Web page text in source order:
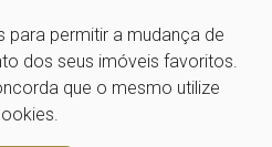
para permitir a mudança de
dos seus imóveis favoritos.
que o mesmo utilize